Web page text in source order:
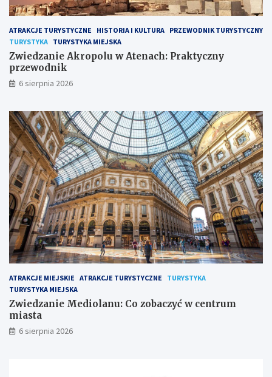
ATRAKCJE TURYSTYCZNE HISTORIA I KULTURA PRZEWODNIK TURYSTYCZNY
TURYSTYKA TURYSTYKA MIEJSKA
Zwiedzanie Akropolu w Atenach: Praktyczny
przewodnik
6 sierpnia 2026
ATRAKCJE MIEJSKIE ATRAKCJE TURYSTYCZNE
TURYSTYKA
TURYSTYKA MIEJSKA
Zwiedzanie Mediolanu: Co zobaczyć w centrum
miasta
6 sierpnia 2026